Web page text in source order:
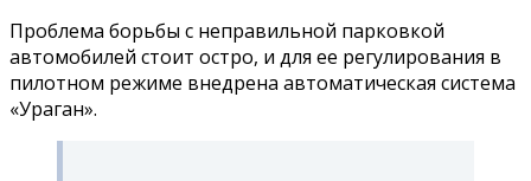
Проблема борьбы с неправильной парковкой
автомобилей стоит остро, и для ее регулирования в
пилотном режиме внедрена автоматическая система
«Ураган».